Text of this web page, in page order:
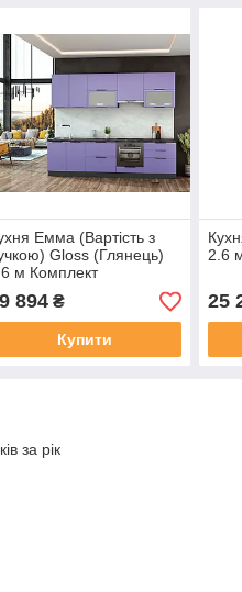
Емма (Вартість з
Gloss (Глянець)
м Комплект
894₴
Купити
2.6
25
за рік